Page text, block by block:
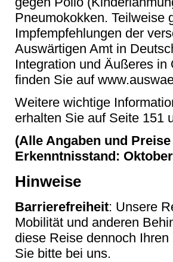
Pneumokokken. Teilweise
Impfempfehlungen der
Auswärtigen Amt in
Integration und Äußeres
finden Sie auf
Weitere wichtige
erhalten Sie auf Seite 151
(Alle Angaben und
Erkenntnisstand:
Hinweise
Barrierefreiheit: Unsere
Mobilität und anderen
diese Reise dennoch
Sie bitte bei uns.